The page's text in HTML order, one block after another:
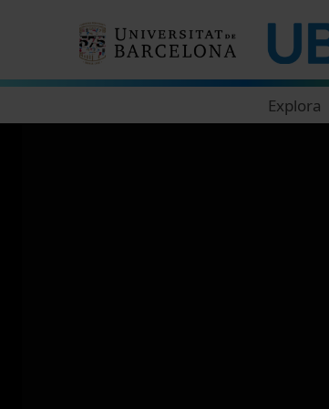
Explora